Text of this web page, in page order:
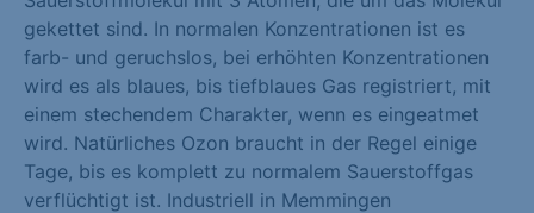
gekettet sind. In normalen Konzentrationen ist es
farb- und geruchslos, bei erhöhten Konzentrationen
wird es als blaues, bis tiefblaues Gas registriert, mit
einem stechendem Charakter, wenn es eingeatmet
wird. Natürliches Ozon braucht in der Regel einige
Tage, bis es komplett zu normalem Sauerstoffgas
verflüchtigt ist. Industriell in Memmingen